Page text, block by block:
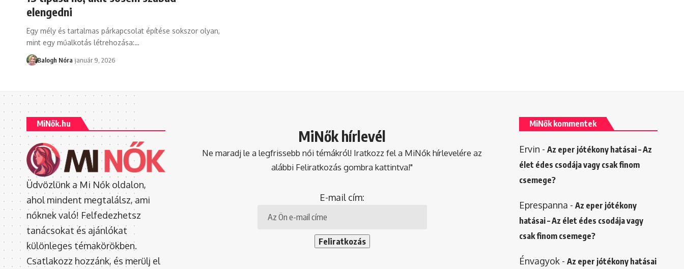
elengedni
Egy mély és tartalmas párkapcsolat építése sokszor olyan,
mint egy műalkotás létrehozása:…
Balogh Nóra január 9, 2026
MiNők.hu
Üdvözlünk a Mi Nők oldalon,
ahol mindent megtalálsz, ami
nőknek való! Felfedezhetsz
tanácsokat és ajánlókat
különleges témakörökben.
Csatlakozz hozzánk, és merülj el
MiNők hírlevél
Ne maradj le a legfrissebb női témákról! Iratkozz fel a MiNők hírlevelére az
alábbi Feliratkozás gombra kattintva!"
E-mail cím:
MiNők kommentek
Ervin - Az eper jótékony hatásai – Az
élet édes csodája vagy csak finom
csemege?
Eprespanna - Az eper jótékony
hatásai – Az élet édes csodája vagy
csak finom csemege?
Énvagyok- Az eper jótékony hatásai